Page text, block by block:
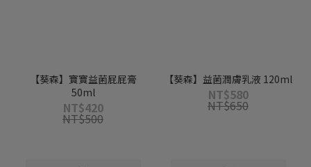
【葵森】寶寶益菌屁屁膏
50ml
NT$420
NT$500
【葵森】益菌潤膚乳液 120ml
NT$580
NT$650